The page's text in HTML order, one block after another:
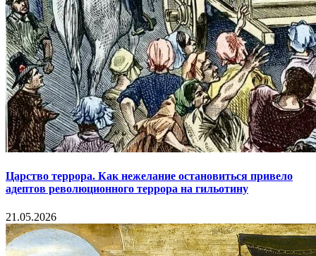
Царство террора. Как нежелание остановиться привело
адептов революционного террора на гильотину
21.05.2026